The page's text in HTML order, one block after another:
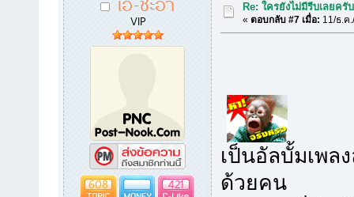
VIP
608 421
Re: ใครยังไม่มีรีบเลยครับ
«ตอบกลับ #7 เมื่อ: 11/ธ.ค
เป็นอัลบั้มเพล
ด้วยคน